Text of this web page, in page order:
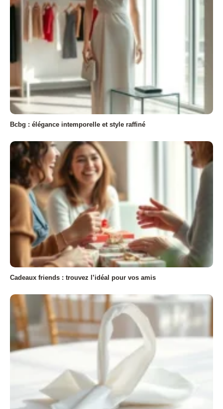
Bcbg : élégance intemporelle et style raffiné
Cadeaux friends : trouvez l’idéal pour vos amis